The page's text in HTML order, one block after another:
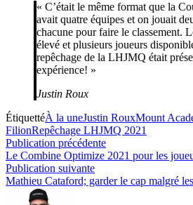
« C’était le même format que la
avait quatre équipes et on jouait
chacune pour faire le classement.
élevé et plusieurs joueurs
repêchage de la LHJMQ était
expérience! »
Justin Roux
ÉtiquettéÀ la uneJustin RouxMount
FilionRepêchage LHJMQ 2021
Navigation
de
l’article
Publication précédentePublication
précédente :
Le Combine Optimize 2021 pour les
Publication suivantePublication
suivante :
Mathieu Cataford; garder le cap malgré